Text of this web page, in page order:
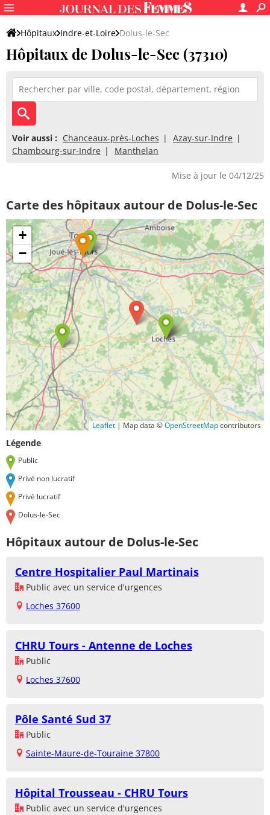
Hôpitaux Indre-et-Loire Dolus-le-Sec
Hôpitaux de Dolus-le-Sec (37310)
Voir aussi : Chanceaux-près-Loches
Azay-sur-Indre
Chambourg-sur-Indre
Manthelan
Mise à jour le 04/12/25
Carte des hôpitaux autour de Dolus-le-Sec
+
−
Leaflet | Map data ©OpenStreetMapcontributors
Légende
Public
Privé non lucratif
Privé lucratif
Dolus-le-Sec
Hôpitaux autour de Dolus-le-Sec
Centre Hospitalier Paul Martinais
Public avec un service d'urgences
Loches 37600
CHRU Tours - Antenne de Loches
Public
Loches 37600
Pôle Santé Sud 37
Public
Sainte-Maure-de-Touraine 37800
Hôpital Trousseau - CHRU Tours
Public avec un service d'urgences